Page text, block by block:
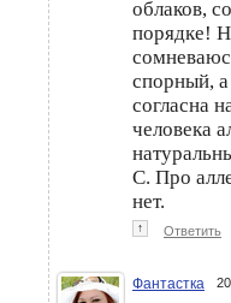
облаков,
порядке!
спорный,
согласна
человека
С. Про
нет.
↑ Ответить
Фантастка